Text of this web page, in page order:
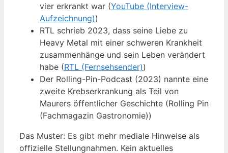
vier erkrankt war (YouTube (Interview-
Aufzeichnung))
RTL schrieb 2023, dass seine Liebe zu
Heavy Metal mit einer schweren Krankheit
zusammenhänge und sein Leben verändert
habe (RTL (Fernsehsender))
Der Rolling-Pin-Podcast (2023) nannte eine
zweite Krebserkrankung als Teil von
Maurers öffentlicher Geschichte (Rolling Pin
(Fachmagazin Gastronomie))
Das Muster: Es gibt mehr mediale Hinweise als
offizielle Stellungnahmen. Kein aktuelles